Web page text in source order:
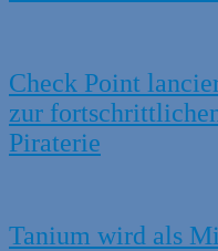
Check Point
zur
Piraterie
Tanium wird als